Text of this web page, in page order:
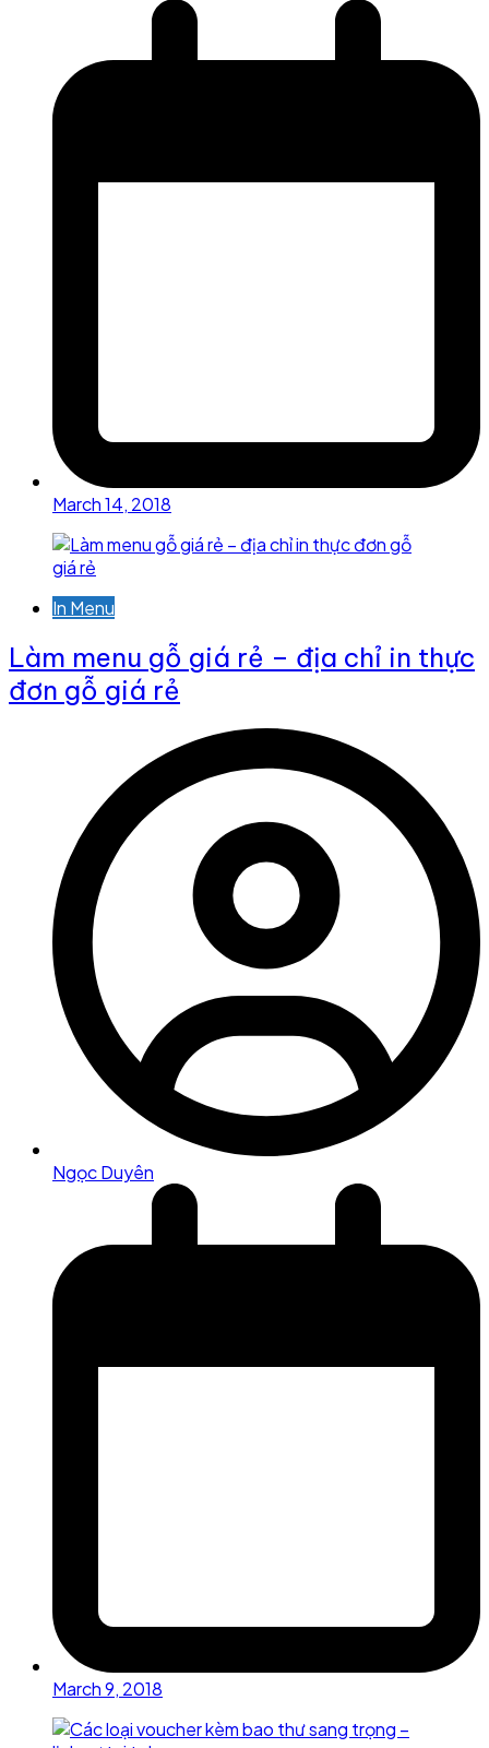
March 14, 2018
In Menu
Làm menu gỗ giá rẻ – địa chỉ in thực
đơn gỗ giá rẻ
Ngọc Duyên
March 9, 2018